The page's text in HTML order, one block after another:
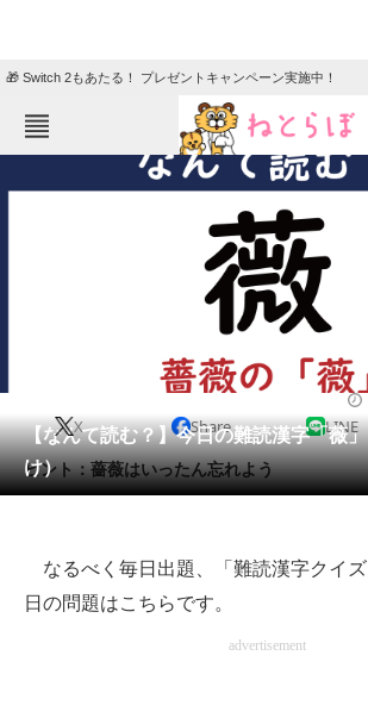
🎁 Switch 2もあたる！ プレゼントキャンペーン実施中！
ねとらぼメニュー
TOP ニュース
クイズ
地域
教育・育児
リサーチ
会員記事
メディア
ITの今と未来を見通す
【なんて読む？】今日の難読漢字「薇
け）
X Share LINE
ヒント：薔薇はいったん忘れよう
なるべく毎日出題、「難読漢字クイ
日の問題はこちらです。
advertisement